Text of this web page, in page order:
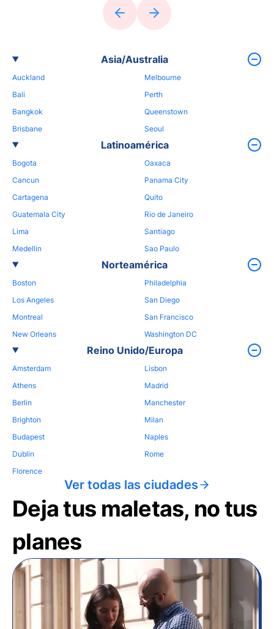
Asia/Australia
Auckland
Bali
Bangkok
Brisbane
Melbourne
Perth
Queenstown
Seoul
Latinoamérica
Bogota
Cancun
Cartagena
Guatemala City
Lima
Medellin
Oaxaca
Panama City
Quito
Rio de Janeiro
Santiago
Sao Paulo
Norteamérica
Boston
Los Angeles
Montreal
New Orleans
Philadelphia
San Diego
San Francisco
Washington DC
Reino Unido/Europa
Amsterdam
Athens
Berlin
Brighton
Budapest
Dublin
Florence
Lisbon
Madrid
Manchester
Milan
Naples
Rome
Ver todas las ciudades
Deja tus maletas, no tus
planes